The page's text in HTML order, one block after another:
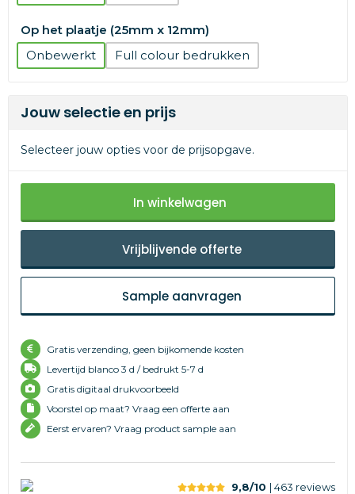
Op het plaatje (25mm x 12mm)
Onbewerkt
Full colour
Jouw selectie en prijs
Selecteer jouw opties voor de prijsopgave.
In winkelwagen
Vrijblijvende offerte
Sample aanvragen
Gratis verzending, geen bijkomende kosten
Levertijd blanco 3 d / bedrukt 5-7 d
Gratis digitaal drukvoorbeeld
Voorstel op maat? Vraag een offerte aan
Eerst ervaren? Vraag product sample aan
9,8/10 | 463 reviews